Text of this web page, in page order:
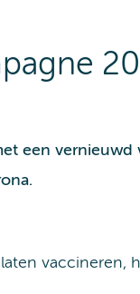
een
vaccineren,